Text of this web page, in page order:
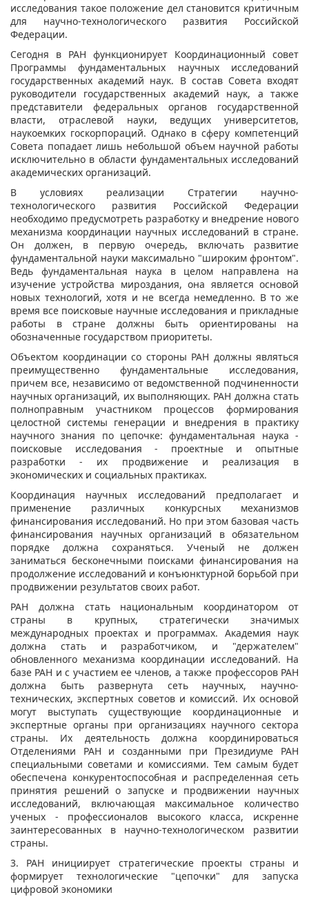
исследования такое положение дел становится критичным
для научно-технологического развития Российской
Федерации.
Сегодня в РАН функционирует Координационный совет
Программы фундаментальных научных исследований
государственных академий наук. В состав Совета входят
руководители государственных академий наук, а также
представители федеральных органов государственной
власти, отраслевой науки, ведущих университетов,
наукоемких госкорпораций. Однако в сферу компетенций
Совета попадает лишь небольшой объем научной работы
исключительно в области фундаментальных исследований
академических организаций.
В условиях реализации Стратегии научно-
технологического развития Российской Федерации
необходимо предусмотреть разработку и внедрение нового
механизма координации научных исследований в стране.
Он должен, в первую очередь, включать развитие
фундаментальной науки максимально "широким фронтом".
Ведь фундаментальная наука в целом направлена на
изучение устройства мироздания, она является основой
новых технологий, хотя и не всегда немедленно. В то же
время все поисковые научные исследования и прикладные
работы в стране должны быть ориентированы на
обозначенные государством приоритеты.
Объектом координации со стороны РАН должны являться
преимущественно фундаментальные исследования,
причем все, независимо от ведомственной подчиненности
научных организаций, их выполняющих. РАН должна стать
полноправным участником процессов формирования
целостной системы генерации и внедрения в практику
научного знания по цепочке: фундаментальная наука -
поисковые исследования - проектные и опытные
разработки - их продвижение и реализация в
экономических и социальных практиках.
Координация научных исследований предполагает и
применение различных конкурсных механизмов
финансирования исследований. Но при этом базовая часть
финансирования научных организаций в обязательном
порядке должна сохраняться. Ученый не должен
заниматься бесконечными поисками финансирования на
продолжение исследований и конъюнктурной борьбой при
продвижении результатов своих работ.
РАН должна стать национальным координатором от
страны в крупных, стратегически значимых
международных проектах и программах. Академия наук
должна стать и разработчиком, и "держателем"
обновленного механизма координации исследований. На
базе РАН и с участием ее членов, а также профессоров РАН
должна быть развернута сеть научных, научно-
технических, экспертных советов и комиссий. Их основой
могут выступать существующие координационные и
экспертные органы при организациях научного сектора
страны. Их деятельность должна координироваться
Отделениями РАН и созданными при Президиуме РАН
специальными советами и комиссиями. Тем самым будет
обеспечена конкурентоспособная и распределенная сеть
принятия решений о запуске и продвижении научных
исследований, включающая максимальное количество
ученых - профессионалов высокого класса, искренне
заинтересованных в научно-технологическом развитии
страны.
3. РАН инициирует стратегические проекты страны и
формирует технологические "цепочки" для запуска
цифровой экономики